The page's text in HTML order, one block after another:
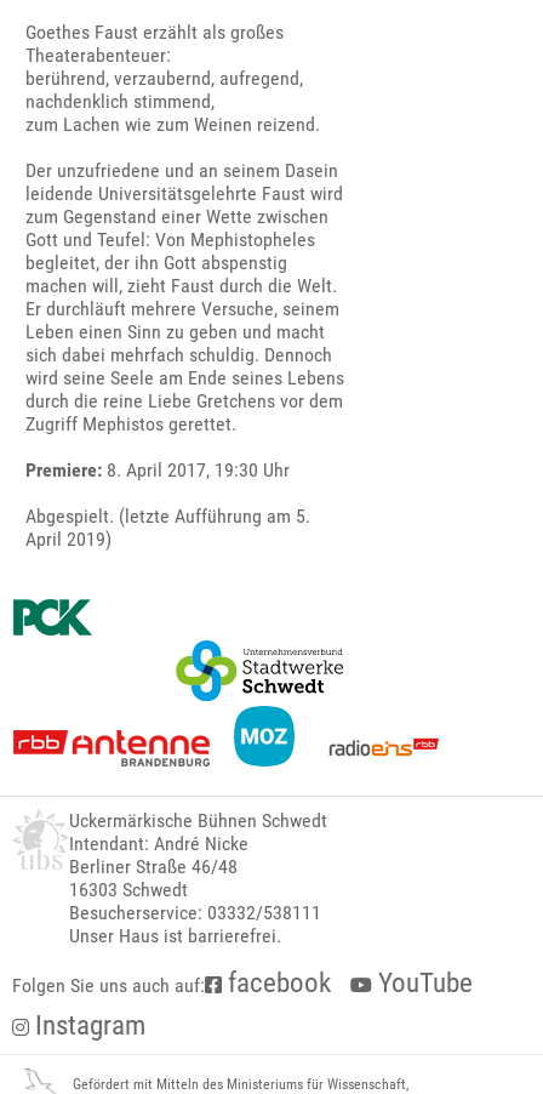
Goethes Faust erzählt als großes
Theaterabenteuer:
berührend, verzaubernd, aufregend,
nachdenklich stimmend,
zum Lachen wie zum Weinen reizend.
Der unzufriedene und an seinem Dasein
leidende Universitätsgelehrte Faust wird
zum Gegenstand einer Wette zwischen
Gott und Teufel: Von Mephistopheles
begleitet, der ihn Gott abspenstig
machen will, zieht Faust durch die Welt.
Er durchläuft mehrere Versuche, seinem
Leben einen Sinn zu geben und macht
sich dabei mehrfach schuldig. Dennoch
wird seine Seele am Ende seines Lebens
durch die reine Liebe Gretchens vor dem
Zugriff Mephistos gerettet.
Premiere: 8. April 2017, 19:30 Uhr
Abgespielt. (letzte Aufführung am 5.
April 2019)
Uckermärkische Bühnen Schwedt
Intendant: André Nicke
Berliner Straße 46/48
16303 Schwedt
Besucherservice: 03332/538111
Unser Haus ist barrierefrei.
Folgen Sie uns auch auf: facebook
YouTube
Instagram
Gefördert mit Mitteln des Ministeriums für Wissenschaft,